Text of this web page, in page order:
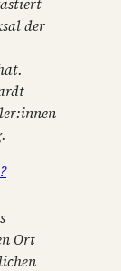
der
Ort